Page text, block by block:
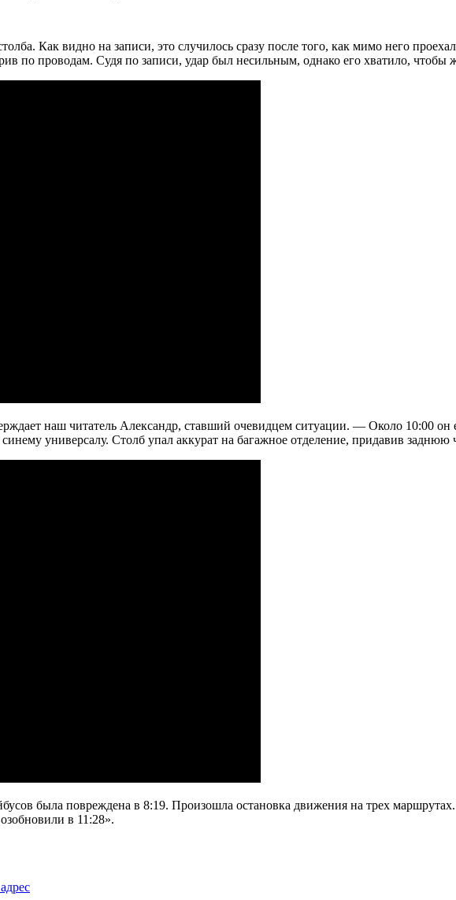
Как видно на записи, это случилось сразу после того, как мимо него
по проводам. Судя по записи, удар был несильным, однако его хватило, чтобы
наш читатель Александр, ставший очевидцем ситуации. — Около 10:00
универсалу. Столб упал аккурат на багажное отделение, придавив
была повреждена в 8:19. Произошла остановка движения на трех
в 11:28».